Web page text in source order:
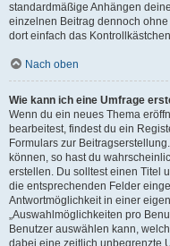
standardmäßige Anhängen
einzelnen Beitrag dennoch
dort einfach das
Nach oben
Wie kann ich eine Umfrage
Wenn du ein neues Thema
bearbeitest, findest du ein
Formulars zur
können, so hast du
erstellen. Du solltest einen Titel
die entsprechenden Felder
Antwortmöglichkeit in einer
„Auswahlmöglichkeiten pro
Benutzer auswählen kann,
dabei eine zeitlich unbegrenzte